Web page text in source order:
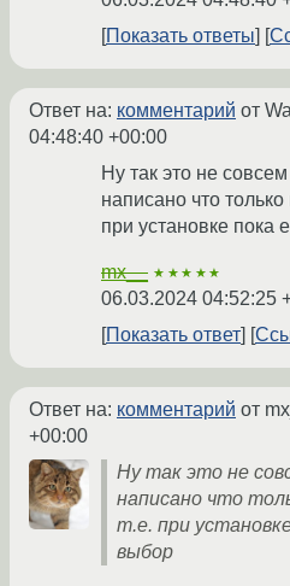
Показать ответы
Ответ на: комментарий от
04:48:40 +00:00
Ну так это не
написано что только
при установке пока
mx__ ★★★★★
06.03.2024 04:52:25
Показать ответ
Ответ на: комментарий от
+00:00
Ну так это не
написано что
т.е. при
выбор